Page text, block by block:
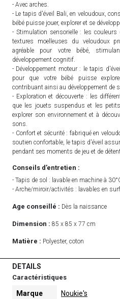
- Avec arches.
- Le tapis d'éveil Bali, en veloudoux,
bébé puisse jouer, explorer et se
- Stimulation sensorielle : les
textures moelleuses du veloudoux
agréable pour votre bébé,
développement cognitif.
- Développement moteur : le tapis
pour que votre bébé puisse
contribuant ainsi au développement de
- Exploration et découverte : les
que les jouets suspendus et les
explorer son environnement et à
sons.
- Confort et sécurité : fabriqué en
soutien confortable, le tapis d'éveil
pendant ses moments de jeu et de
Conseils d’entretien :
- Tapis de sol : lavable en machine à
- Arche/miroir/activités : lavables en
Age conseillé : Dès la naissance
Dimension : 85 x 85 x 77 cm
Matière : Polyester, coton
DETAILS
Caractéristiques
Marque Noukie's